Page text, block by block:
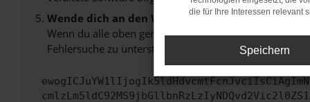
Wende dich an den Webseitenbetreiber.
Wenn du alle oben genannten Schritte versucht hast,
Fehlersuche zu unterstützen:
die für Ihre Interessen relevant
Speichern